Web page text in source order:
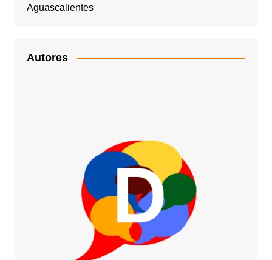
Aguascalientes
Autores